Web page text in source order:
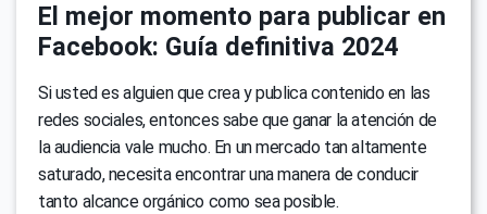
El mejor momento para publicar en
Facebook: Guía definitiva 2024
Si usted es alguien que crea y publica contenido en las
redes sociales, entonces sabe que ganar la atención de
la audiencia vale mucho. En un mercado tan altamente
saturado, necesita encontrar una manera de conducir
tanto alcance orgánico como sea posible.